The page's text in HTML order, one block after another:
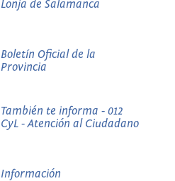
Lonja de Salamanca
Boletín Oficial de la
Provincia
También te informa - 012
CyL - Atención al Ciudadano
Información